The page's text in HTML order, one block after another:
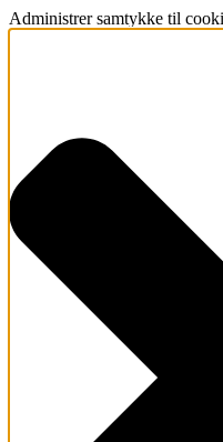
Administrer samtykke til